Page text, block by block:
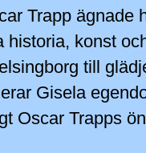
Trapp ägnade
historia, konst
till
Gisela
Oscar Trapps